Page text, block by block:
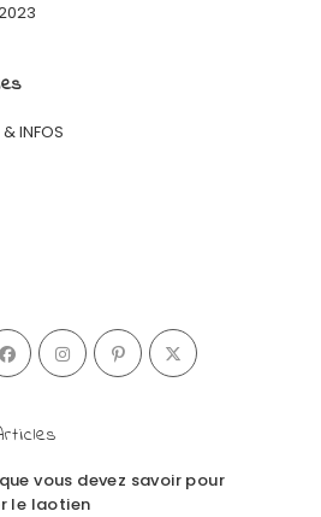
INFOS
vous devez savoir pour
le laotien